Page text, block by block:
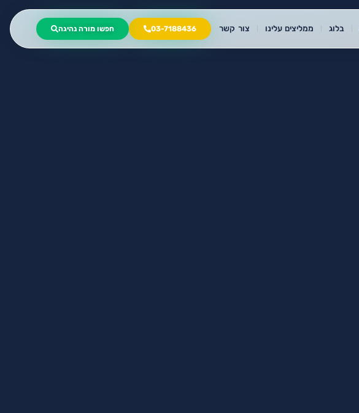
בלוג ממליצים עלינו צור קשר 03-7188436 חפשו מורה נהיגה